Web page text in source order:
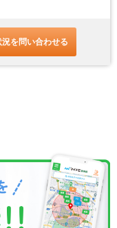
を問い合わせる